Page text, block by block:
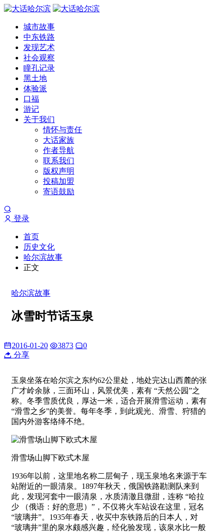
城市故事
中东铁路
发现艺术
社会观察
瞳孔记录
黑土地
体验派
口福
游记
关于我们
情怀与责任
大话家族
作者导航
联系我们
版权声明
投稿加盟
寄语鼓励
登录
首页
历史文化
哈尔滨故事
正文
哈尔滨故事
冰雪时节话玉泉
2016-01-20 3873
0
分享
玉泉坐落在哈尔滨之东约62公里处，地处完达山西麓的张
广才岭余脉，三面环山，风景优美，素有 “天然公园”之
称。冬季雪质优良，厚达一米，适合开展滑雪运动，素有
“滑雪之乡”的美誉。每年冬季，到此观光、滑雪、狩猎的
国内外游客络绎不绝。
滑雪场山脚下欧式木屋
1936年以前，这里地名称二层甸子，现玉泉地名来源于车
站附近的一眼清泉。1897年秋天，俄国铁路勘测队来到
此，发现河套中一眼清泉，水质清澈且微甜，连称 “哈拉
少 （俄语：好的意思）”，不仅将火车站设在这里，冠名
“玻璃井”。1935年春天，收买中东铁路后的日本人，对
“玻璃井”里的泉水颇感兴趣，经化验发现，该泉水比一般